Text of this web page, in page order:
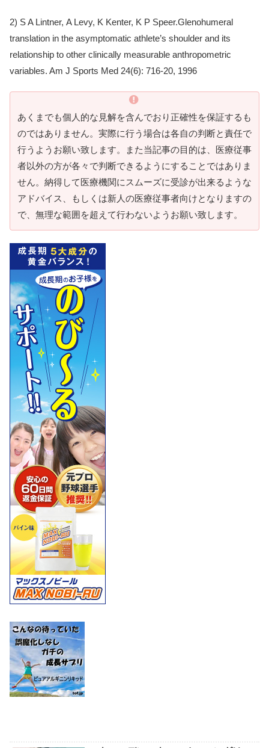
2) S A Lintner, A Levy, K Kenter, K P Speer.Glenohumeral
translation in the asymptomatic athlete’s shoulder and its
relationship to other clinically measurable anthropometric
variables. Am J Sports Med 24(6): 716-20, 1996
あくまでも個人的な見解を含んでおり正確性を保証するも
のではありません。実際に行う場合は各自の判断と責任で
行うようお願い致します。また当記事の目的は、医療従事
者以外の方が各々で判断できるようにすることではありま
せん。納得して医療機関にスムーズに受診が出来るような
アドバイス、もしくは新人の医療従事者向けとなりますの
で、無理な範囲を超えて行わないようお願い致します。